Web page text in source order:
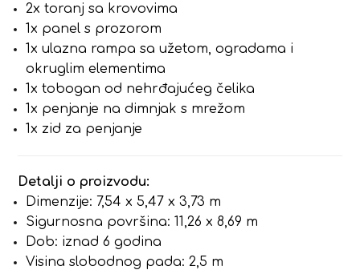
2x toranj sa krovovima
1x panel s prozorom
1x ulazna rampa sa užetom, ogradama i
okruglim elementima
1x tobogan od nehrđajućeg čelika
1x penjanje na dimnjak s mrežom
1x zid za penjanje
Detalji o proizvodu:
Dimenzije: 7,54 x 5,47 x 3,73 m
Sigurnosna površina: 11,26 x 8,69 m
Dob: iznad 6 godina
Visina slobodnog pada: 2,5 m